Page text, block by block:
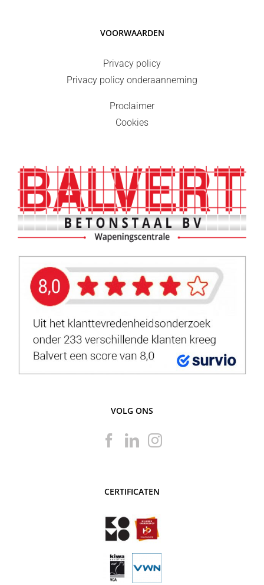
VOORWAARDEN
Privacy policy
Privacy policy onderaanneming
Proclaimer
Cookies
VOLG ONS
CERTIFICATEN